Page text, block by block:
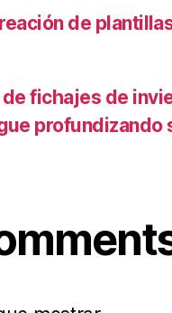
de
fichajes de
profundizando